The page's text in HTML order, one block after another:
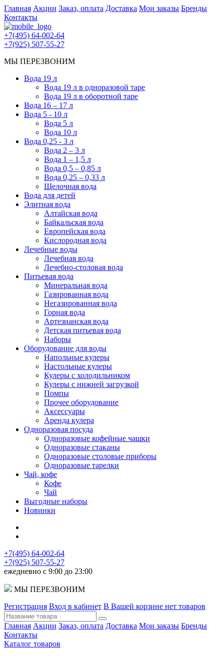
Главная Акции Заказ, оплата Доставка Мои заказы Бренды
Контакты
+7(495) 64-002-64
+7(925) 507-55-27
МЫ ПЕРЕЗВОНИМ
Вода 19 л
Вода 19 л в одноразовой таре
Вода 19 л в оборотной таре
Вода 16 – 17 л
Вода 5 - 10 л
Вода 5 л
Вода 10 л
Вода 0,25 - 3 л
Вода 2 – 3 л
Вода 1 – 1,5 л
Вода 0,5 – 0,85 л
Вода 0,25 – 0,33 л
Щелочная вода
Вода для детей
Элитная вода
Алтайская вода
Байкальская вода
Европейская вода
Кислородная вода
Лечебные воды
Лечебная вода
Лечебно-столовая вода
Питьевая вода
Минеральная вода
Газированная вода
Негазированная вода
Горная вода
Артезианская вода
Детская питьевая вода
Наборы
Оборудование для воды
Напольные кулеры
Настольные кулеры
Кулеры с холодильником
Кулеры с нижней загрузкой
Помпы
Прочее оборудование
Аксессуары
Аренда кулера
Одноразовая посуда
Одноразовые кофейные чашки
Одноразовые стаканы
Одноразовые столовые приборы
Одноразовые тарелки
Чай, кофе
Кофе
Чай
Выгодные наборы
Новинки
+7(495) 64-002-64
+7(925) 507-55-27
ежедневно с 9:00 до 23:00
МЫ ПЕРЕЗВОНИМ
Регистрация Вход в кабинет В Вашей корзине нет товаров
Главная Акции Заказ, оплата Доставка Мои заказы Бренды
Контакты
Каталог товаров